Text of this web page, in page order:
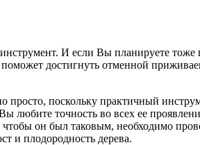
И если Вы планируете тоже
достигнуть отменной
просто, поскольку практичный
любите точность во всех ее
чтобы он был таковым, необходимо
и плодородность дерева.